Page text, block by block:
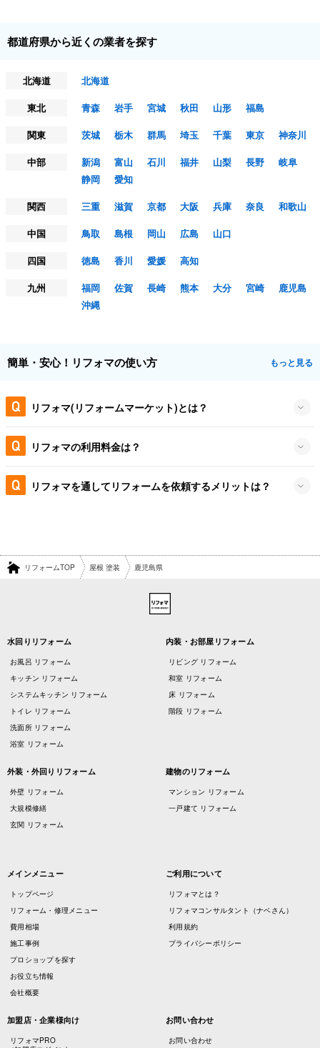
都道府県から近くの業者を探す
北海道
北海道
東北
青森 岩手 宮城 秋田 山形
福島
関東
茨城 栃木 群馬 埼玉 千葉 東京
神奈川
中部
新潟 富山 石川 福井 山梨 長野
岐阜
静岡
愛知
関西
三重 滋賀 京都 大阪 兵庫 奈良
和歌山
中国
鳥取 島根 岡山 広島
山口
四国
徳島 香川 愛媛
高知
九州
福岡 佐賀 長崎 熊本 大分 宮崎
鹿児島
沖縄
簡単・安心！リフォマの使い方 もっと見る
リフォマ(リフォームマーケット)とは？
リフォマの利用料金は？
リフォマを通してリフォームを依頼するメリットは？
リフォームTOP 屋根 塗装 鹿児島県
水回りリフォーム
お風呂 リフォーム
キッチン リフォーム
システムキッチン リフォーム
トイレ リフォーム
洗面所 リフォーム
浴室 リフォーム
内装・お部屋リフォーム
リビング リフォーム
和室 リフォーム
床 リフォーム
階段 リフォーム
外装・外回りリフォーム
外壁 リフォーム
大規模修繕
玄関 リフォーム
建物のリフォーム
マンション リフォーム
一戸建て リフォーム
メインメニュー
トップページ
リフォーム・修理メニュー
費用相場
施工事例
プロショップを探す
お役立ち情報
会社概要
ご利用について
リフォマとは？
リフォマコンサルタント（ナベさん）
利用規約
プライバシーポリシー
加盟店・企業様向け
リフォマPRO
お問い合わせ
お問い合わせ